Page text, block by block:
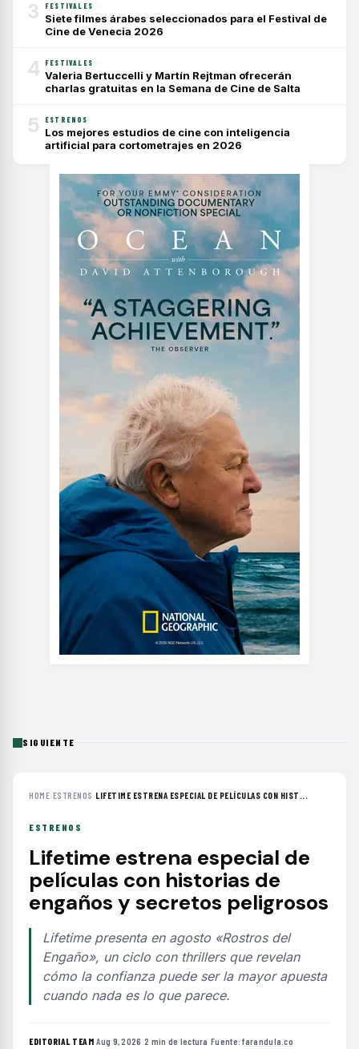
3 FESTIVALES
Siete filmes árabes seleccionados para el Festival de
Cine de Venecia 2026
4 FESTIVALES
Valeria Bertuccelli y Martín Rejtman ofrecerán
charlas gratuitas en la Semana de Cine de Salta
5 ESTRENOS
Los mejores estudios de cine con inteligencia
artificial para cortometrajes en 2026
SIGUIENTE
HOME›ESTRENOS ›LIFETIME ESTRENA ESPECIAL DE PELÍCULAS CON HIST...
ESTRENOS
Lifetime estrena especial de
películas con historias de
engaños y secretos peligrosos
Lifetime presenta en agosto «Rostros del
Engaño», un ciclo con thrillers que revelan
cómo la confianza puede ser la mayor apuesta
cuando nada es lo que parece.
EDITORIAL TEAM·Aug 9, 2026 ·2 min de lectura ·Fuente:farandula.co